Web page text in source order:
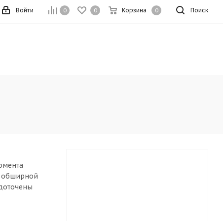
Поиск
0 0 Корзина 0
Войти
обширной